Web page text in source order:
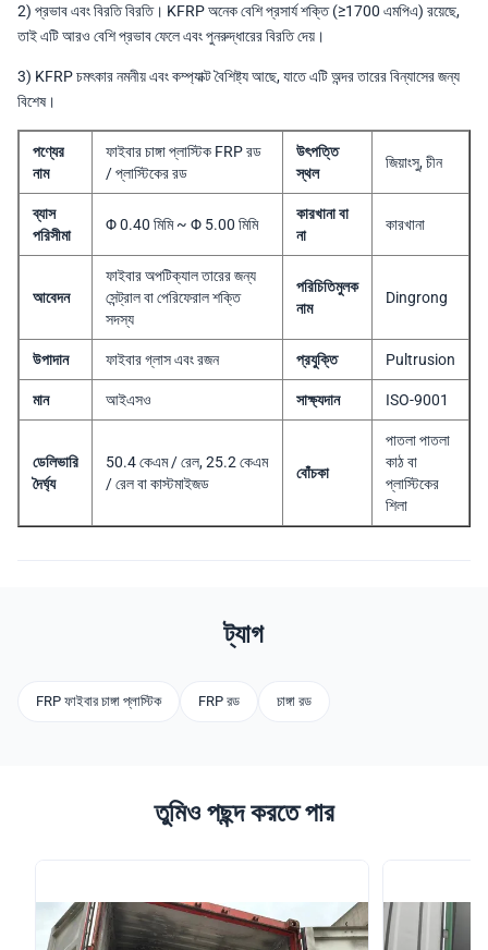
2) প্রভাব এবং বিরতি বিরতি। KFRP অনেক বেশি প্রসার্য শক্তি (≥1700 এমপিএ) রয়েছে,
তাই এটি আরও বেশি প্রভাব ফেলে এবং পুনরুদ্ধারের বিরতি দেয়।
3) KFRP চমৎকার নমনীয় এবং কম্প্যাক্ট বৈশিষ্ট্য আছে, যাতে এটি অন্দর তারের বিন্যাসের জন্য
বিশেষ।
পণ্যের
নাম
ফাইবার চাঙ্গা প্লাস্টিক FRP রড
/ প্লাস্টিকের রড
উৎপত্তি
স্থল
জিয়াংসু, চীন
ব্যাস
পরিসীমা
Φ 0.40 মিমি ~ Φ 5.00 মিমি
কারখানা বা
না
কারখানা
আবেদন
ফাইবার অপটিক্যাল তারের জন্য
সেন্ট্রাল বা পেরিফেরাল শক্তি
সদস্য
পরিচিতিমুলক
নাম
Dingrong
উপাদান ফাইবার গ্লাস এবং রজন প্রযুক্তি Pultrusion
মান আইএসও সাক্ষ্যদান ISO-9001
ডেলিভারি
দৈর্ঘ্য
50.4 কেএম / রেল, 25.2 কেএম
/ রেল বা কাস্টমাইজড
বোঁচকা
পাতলা পাতলা
কাঠ বা
প্লাস্টিকের
শিলা
ট্যাগ
FRP ফাইবার চাঙ্গা প্লাস্টিক FRP রড চাঙ্গা রড
তুমিও পছন্দ করতে পার